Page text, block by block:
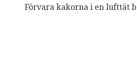
Förvara kakorna i en lufttät